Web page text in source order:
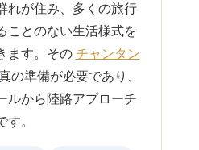
れが住み、多くの旅行
ことのない生活様式を
ます。その チャンタン
の準備が必要であり、
ルから陸路アプローチ
。